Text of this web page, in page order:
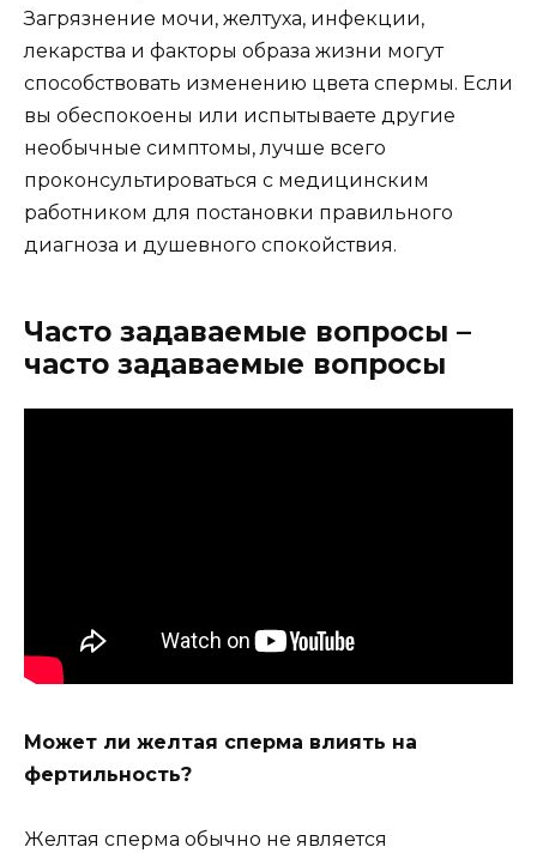
Загрязнение мочи, желтуха, инфекции,
лекарства и факторы образа жизни могут
способствовать изменению цвета спермы. Если
вы обеспокоены или испытываете другие
необычные симптомы, лучше всего
проконсультироваться с медицинским
работником для постановки правильного
диагноза и душевного спокойствия.
Часто задаваемые вопросы –
часто задаваемые вопросы
Может ли желтая сперма влиять на
фертильность?
Желтая сперма обычно не является